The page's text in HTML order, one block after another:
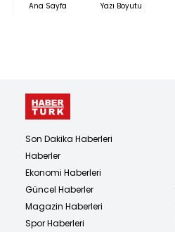
Ana Sayfa Yazı Boyutu
Son Dakika Haberleri
Haberler
Ekonomi Haberleri
Güncel Haberler
Magazin Haberleri
Spor Haberleri